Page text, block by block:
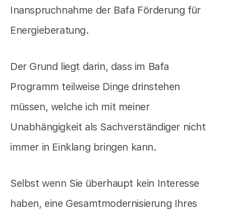
Inanspruchnahme der Bafa Förderung für
Energieberatung.
Der Grund liegt darin, dass im Bafa
Programm teilweise Dinge drinstehen
müssen, welche ich mit meiner
Unabhängigkeit als Sachverständiger nicht
immer in Einklang bringen kann.
Selbst wenn Sie überhaupt kein Interesse
haben, eine Gesamtmodernisierung Ihres